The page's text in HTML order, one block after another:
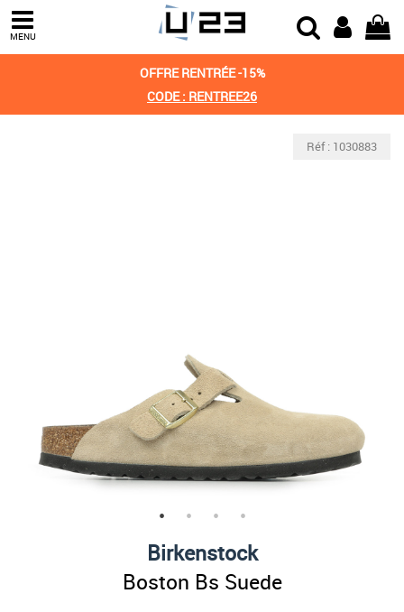
MENU
OFFRE RENTRÉE -15%
CODE : RENTREE26
Réf : 1030883
Birkenstock
Boston Bs Suede